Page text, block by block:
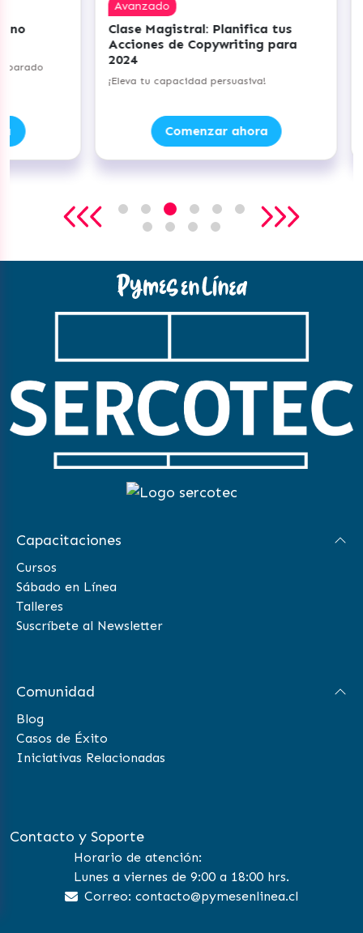
Avanzado
Clase Magistral: Planifica tus
Acciones de Copywriting para
¡Eleva tu capacidad persuasiva!
Comenzar ahora
Capacitaciones
Cursos
Sábado en Línea
Talleres
Suscríbete al Newsletter
Comunidad
Blog
Casos de Éxito
Iniciativas Relacionadas
Contacto y Soporte
Horario de atención:
Lunes a viernes de 9:00 a 18:00 hrs.
Correo: contacto@pymesenlinea.cl